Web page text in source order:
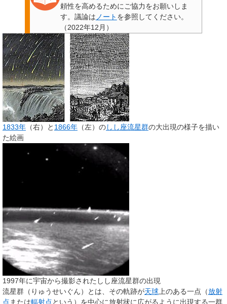
頼性を高めるためにご協力をお願いしま
す。議論は ノート を参照してください。
（2022年12月 ）
1833年 （右）と 1866年 （左）のしし座流星群の大出現の様子を描い
た絵画
1997年に宇宙から撮影されたしし座流星群の出現
流星群 （りゅうせいぐん）とは、その軌跡が天球 上のある一点（放射
点 または輻射点という）を中心に放射状に広がるように出現する一群